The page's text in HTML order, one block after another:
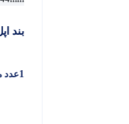
بند
1عدد